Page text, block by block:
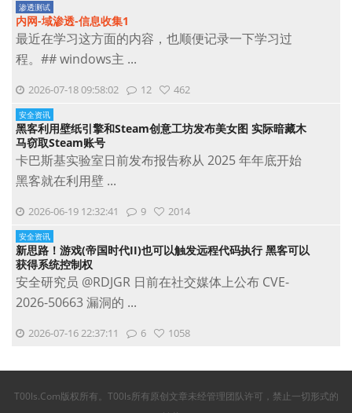
渗透测试
内网-域渗透-信息收集1
最近在学习这方面的内容，也顺便记录一下学习过
程。## windows主 ...
2026-07-18 09:58:02 12 462
安全资讯
黑客利用壁纸引擎和Steam创意工坊发布美女图 实际暗藏木
马窃取Steam账号
卡巴斯基实验室日前发布报告称从 2025 年年底开始
黑客就在利用壁 ...
2026-06-19 12:32:41 9 2014
安全资讯
新思路！游戏(帝国时代II)也可以触发远程代码执行 黑客可以
获得系统控制权
安全研究员 @RDJGR 日前在社交媒体上公布 CVE-
2026-50663 漏洞的 ...
2026-07-16 22:37:11 6 1058
T00ls.Com版权所有。T00ls所有原创文章未经管理团队许可，禁止一切形式的